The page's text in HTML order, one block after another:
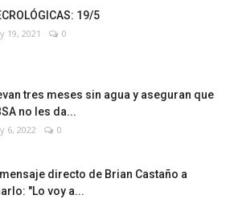
19/5
19, 2021 0
tres meses sin agua y aseguran que
no les da...
6, 2022 0
mensaje directo de Brian Castaño a
"Lo voy a...